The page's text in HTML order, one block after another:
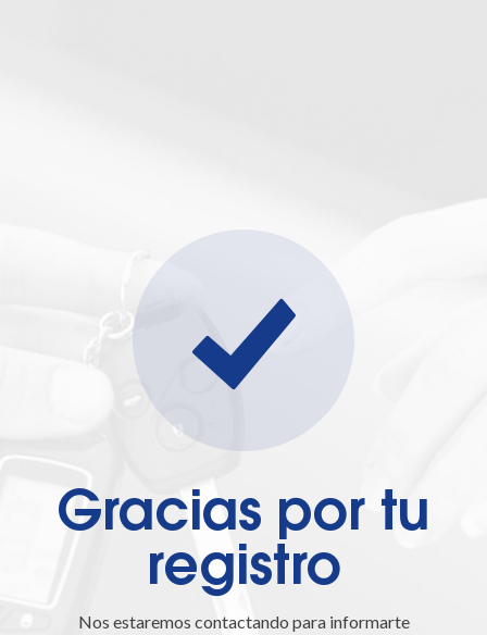
Gracias por tu
registro
Nos estaremos contactando para informarte